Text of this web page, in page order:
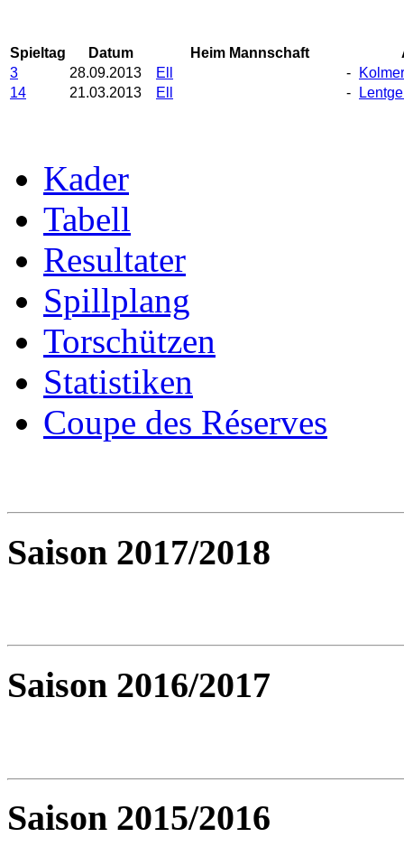
Spieltag Datum Heim Mannschaft
3
28.09.2013 Ell -
14
21.03.2013 Ell -
Kader
Tabell
Resultater
Spillplang
Torschützen
Statistiken
Coupe des Réserves
Saison 2017/2018
Saison 2016/2017
Saison 2015/2016